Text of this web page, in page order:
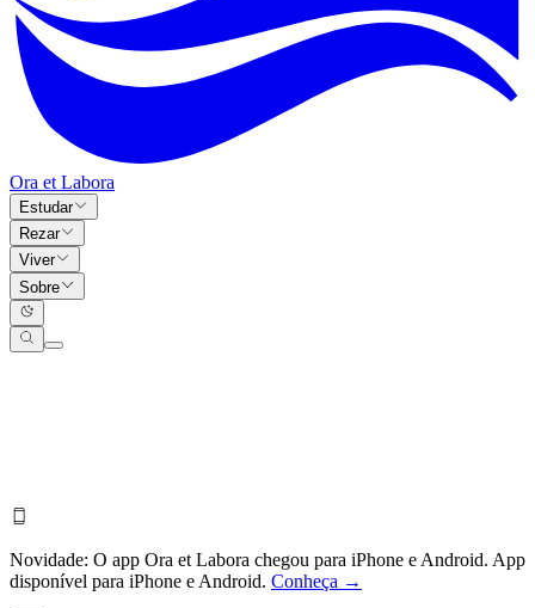
Ora et Labora
Estudar
Rezar
Viver
Sobre
Novidade: O app Ora et Labora chegou para iPhone e Android. App
disponível para iPhone e Android. Conheça →